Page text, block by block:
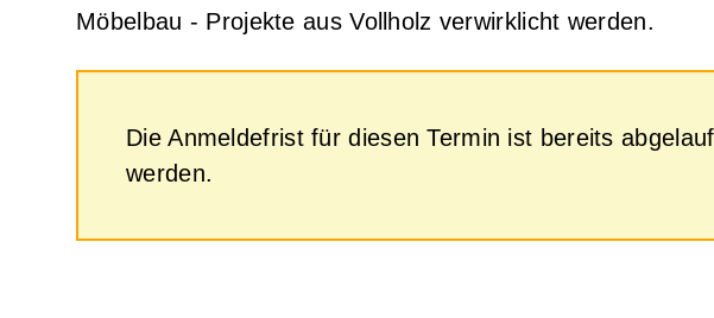
Möbelbau - Projekte aus Vollholz verwirklicht werden.
Die Anmeldefrist für diesen Termin ist bereits
werden.